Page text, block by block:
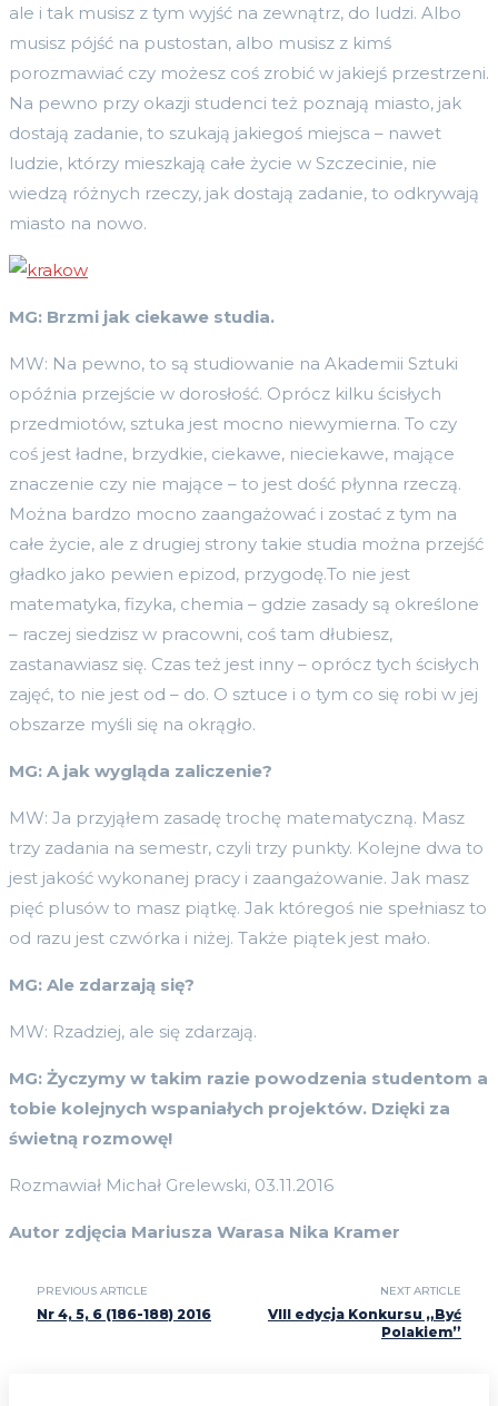
ale i tak musisz z tym wyjść na zewnątrz, do ludzi. Albo
musisz pójść na pustostan, albo musisz z kimś
porozmawiać czy możesz coś zrobić w jakiejś przestrzeni.
Na pewno przy okazji studenci też poznają miasto, jak
dostają zadanie, to szukają jakiegoś miejsca – nawet
ludzie, którzy mieszkają całe życie w Szczecinie, nie
wiedzą różnych rzeczy, jak dostają zadanie, to odkrywają
miasto na nowo.
MG: Brzmi jak ciekawe studia.
MW: Na pewno, to są studiowanie na Akademii Sztuki
opóźnia przejście w dorosłość. Oprócz kilku ścisłych
przedmiotów, sztuka jest mocno niewymierna. To czy
coś jest ładne, brzydkie, ciekawe, nieciekawe, mające
znaczenie czy nie mające – to jest dość płynna rzeczą.
Można bardzo mocno zaangażować i zostać z tym na
całe życie, ale z drugiej strony takie studia można przejść
gładko jako pewien epizod, przygodę.To nie jest
matematyka, fizyka, chemia – gdzie zasady są określone
– raczej siedzisz w pracowni, coś tam dłubiesz,
zastanawiasz się. Czas też jest inny – oprócz tych ścisłych
zajęć, to nie jest od – do. O sztuce i o tym co się robi w jej
obszarze myśli się na okrągło.
MG: A jak wygląda zaliczenie?
MW: Ja przyjąłem zasadę trochę matematyczną. Masz
trzy zadania na semestr, czyli trzy punkty. Kolejne dwa to
jest jakość wykonanej pracy i zaangażowanie. Jak masz
pięć plusów to masz piątkę. Jak któregoś nie spełniasz to
od razu jest czwórka i niżej. Także piątek jest mało.
MG: Ale zdarzają się?
MW: Rzadziej, ale się zdarzają.
MG: Życzymy w takim razie powodzenia studentom a
tobie kolejnych wspaniałych projektów. Dzięki za
świetną rozmowę!
Rozmawiał Michał Grelewski, 03.11.2016
Autor zdjęcia Mariusza Warasa Nika Kramer
PREVIOUS ARTICLE
Nr 4, 5, 6 (186-188) 2016
NEXT ARTICLE
VIII edycja Konkursu „Być
Polakiem”